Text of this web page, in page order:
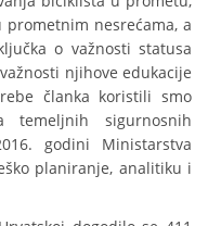
nesrećama, a
o važnosti statusa
njihove edukacije
članka koristili smo
temeljnih sigurnosnih
godini Ministarstva
planiranje, analitiku i